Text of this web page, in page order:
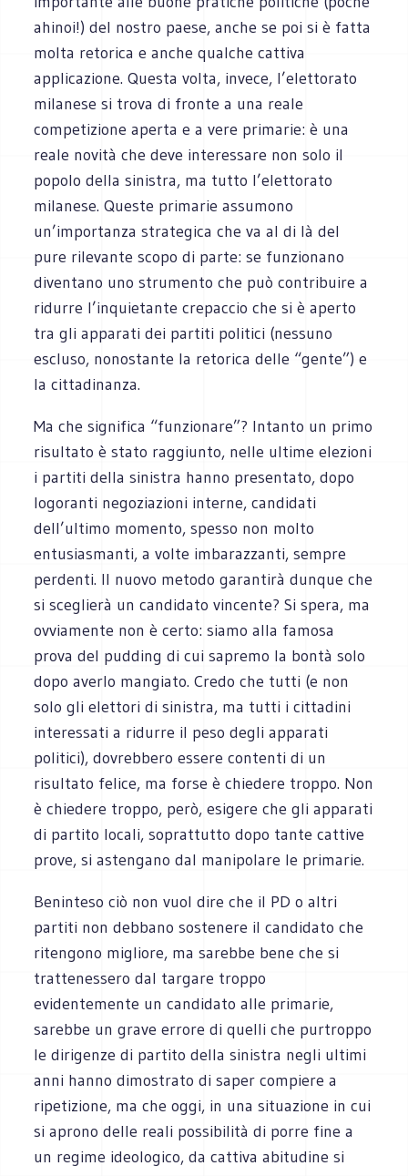
ahinoi!) del nostro paese, anche se poi si è fatta
molta retorica e anche qualche cattiva
applicazione. Questa volta, invece, l’elettorato
milanese si trova di fronte a una reale
competizione aperta e a vere primarie: è una
reale novità che deve interessare non solo il
popolo della sinistra, ma tutto l’elettorato
milanese. Queste primarie assumono
un’importanza strategica che va al di là del
pure rilevante scopo di parte: se funzionano
diventano uno strumento che può contribuire a
ridurre l’inquietante crepaccio che si è aperto
tra gli apparati dei partiti politici (nessuno
escluso, nonostante la retorica delle “gente”) e
la cittadinanza.
Ma che significa “funzionare”? Intanto un primo
risultato è stato raggiunto, nelle ultime elezioni
i partiti della sinistra hanno presentato, dopo
logoranti negoziazioni interne, candidati
dell’ultimo momento, spesso non molto
entusiasmanti, a volte imbarazzanti, sempre
perdenti. Il nuovo metodo garantirà dunque che
si sceglierà un candidato vincente? Si spera, ma
ovviamente non è certo: siamo alla famosa
prova del pudding di cui sapremo la bontà solo
dopo averlo mangiato. Credo che tutti (e non
solo gli elettori di sinistra, ma tutti i cittadini
interessati a ridurre il peso degli apparati
politici), dovrebbero essere contenti di un
risultato felice, ma forse è chiedere troppo. Non
è chiedere troppo, però, esigere che gli apparati
di partito locali, soprattutto dopo tante cattive
prove, si astengano dal manipolare le primarie.
Beninteso ciò non vuol dire che il PD o altri
partiti non debbano sostenere il candidato che
ritengono migliore, ma sarebbe bene che si
trattenessero dal targare troppo
evidentemente un candidato alle primarie,
sarebbe un grave errore di quelli che purtroppo
le dirigenze di partito della sinistra negli ultimi
anni hanno dimostrato di saper compiere a
ripetizione, ma che oggi, in una situazione in cui
si aprono delle reali possibilità di porre fine a
un regime ideologico, da cattiva abitudine si